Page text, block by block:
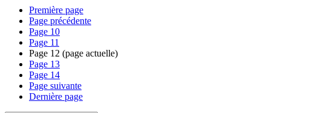
Première page
Page précédente
Page 10
Page 11
Page 12 (page actuelle)
Page 13
Page 14
Page suivante
Dernière page